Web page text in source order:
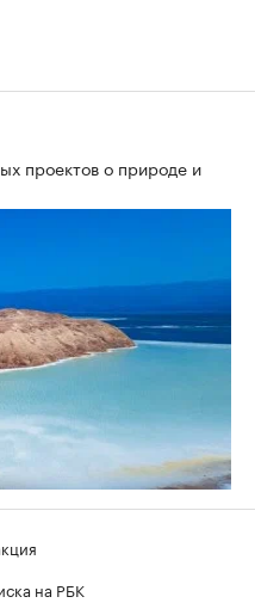
проектов о природе и
на РБК